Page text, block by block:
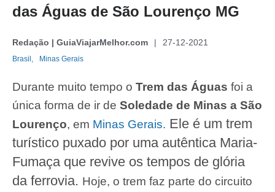
das Águas de São Lourenço MG
Redação | GuiaViajarMelhor.com 27-12-2021
Brasil, Minas Gerais
Durante muito tempo o Trem das Águas foi a
única forma de ir de Soledade de Minas a São
Lourenço, em Minas Gerais. Ele é um trem
turístico puxado por uma autêntica Maria-
Fumaça que revive os tempos de glória
da ferrovia. Hoje, o trem faz parte do circuito